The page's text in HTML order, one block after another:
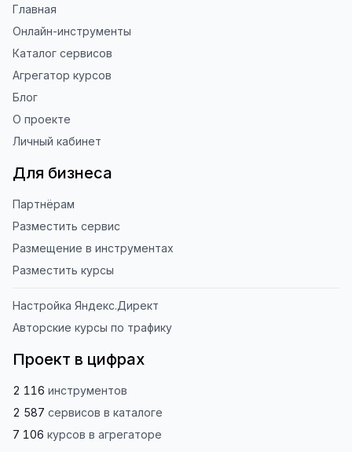
Главная
Онлайн-инструменты
Каталог сервисов
Агрегатор курсов
Блог
О проекте
Личный кабинет
Для бизнеса
Партнёрам
Разместить сервис
Размещение в инструментах
Разместить курсы
Настройка Яндекс.Директ
Авторские курсы по трафику
Проект в цифрах
2 116 инструментов
2 587 сервисов в каталоге
7 106 курсов в агрегаторе